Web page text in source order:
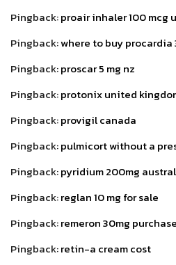
Pingback:proair inhaler 100 mcg
Pingback:where to buy procardia
Pingback:proscar 5 mg nz
Pingback:protonix united
Pingback:provigil canada
Pingback:pulmicort without a
Pingback:pyridium 200mg
Pingback:reglan 10 mg for sale
Pingback:remeron 30mg purchase
Pingback:retin-a cream cost